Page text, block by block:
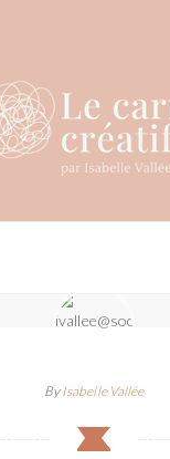
ByIsabelle Vallée